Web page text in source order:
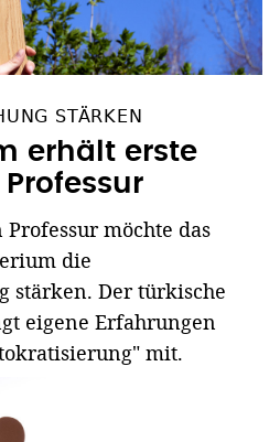
STÄRKEN
erhält erste
möchte das
die
stärken. Der türkische
eigene Erfahrungen
mit.